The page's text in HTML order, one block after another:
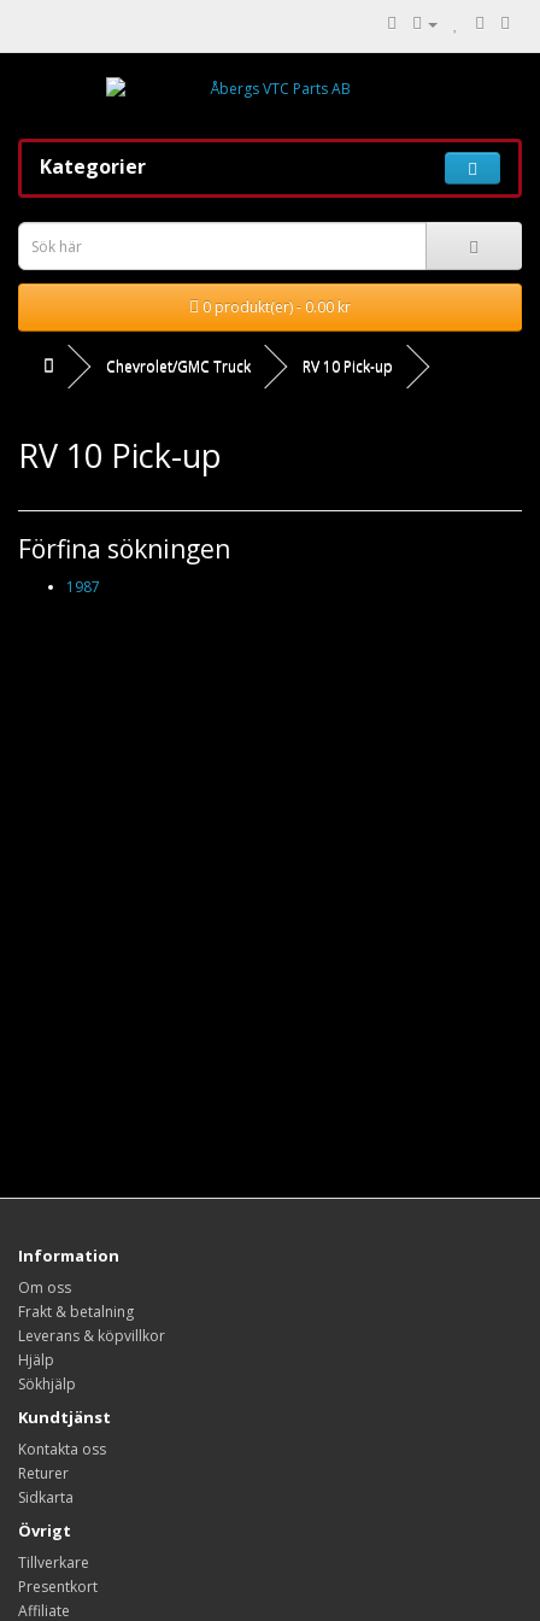
Kategorier
0 produkt(er) - 0.00 kr
Chevrolet/GMC Truck RV 10 Pick-up
RV 10 Pick-up
Förfina sökningen
1987
Information
Om oss
Frakt & betalning
Leverans & köpvillkor
Hjälp
Sökhjälp
Kundtjänst
Kontakta oss
Returer
Sidkarta
Övrigt
Tillverkare
Presentkort
Affiliate